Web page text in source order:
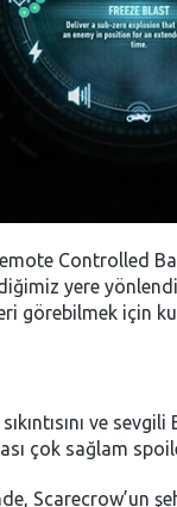
Controlled
yere
görebilmek için
ve sevgili
çok sağlam
Scarecrow’un